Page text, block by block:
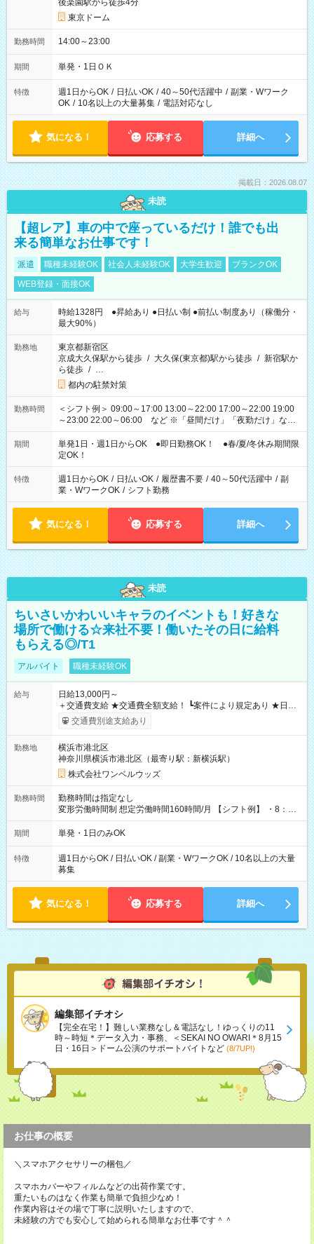
後楽園駅から徒歩4分
東京ドーム
勤務時間 14:00～23:00
期間 単発・1日ＯＫ
特徴 週1日からOK / 日払いOK / 40～50代活躍中 / 副業・Wワーク
OK / 10名以上の大量募集 / 電話対応なし
気になる！ 応募する 詳細へ
掲載日：2026.08.07
未読
【超レア】車の中で座っているだけ！誰でも出
来る簡単なお仕事です！
派遣 職種未経験OK 社会人未経験OK 大学生歓迎
ブランクOK
WEB登録・面接OK
給与
時給1328円 ●昇給あり ●日払い制 ●前払い制度あり（稼働分・
最大90%）
勤務地
東京都新宿区
京成大久保駅から徒歩 / 大久保(東京都)駅から徒歩 / 新宿駅か
ら徒歩 / …
都内の駐禁対策
勤務時間
＜シフト例＞ 09:00～17:00 13:00～22:00 17:00～22:00 19:00
～23:00 22:00～06:00 など ※「昼間だけ」「夜勤だけ」など
の希望OK
期間
単発1日・週1日からOK ●即日勤務OK！ ●春/夏/冬休み期間限
定OK！
特徴 週1日からOK / 日払いOK / 履歴書不要 / 40～50代活躍中 / 副
業・WワークOK / シフト勤務
気になる！ 応募する 詳細へ
未読
ちいさいかわいいキャラのイベントも！好きな
場所で働ける☆来社不要！働いたその日に給料
もらえる◎/T1
アルバイト 職種未経験OK
給与
日給13,000円～
＋交通費支給 ★交通費全額支給！ ┗案件により規定あり ★日払
いOK！（規定あり） ┗働いたその日に現金GET♪ お仕事後はコ
ンビニATMから 日払い分を引き落とせます！ 【試用期間】試
交通費別途支給あり
勤務地
横浜市港北区
神奈川県横浜市港北区（最寄り駅：新横浜駅）
株式会社ワンベルウッズ
勤務時間
勤務時間は指定なし
変形労働時間制 想定労働時間160時間/月 【シフト例】 ・8：00
～21：00
期間 単発・1日のみOK
特徴
週1日からOK / 日払いOK / 副業・WワークOK / 10名以上の大量
募集
気になる！ 応募する 詳細へ
編集部イチオシ
【完全在宅！】難しい業務なし＆電話なし！ゆっくりの11
時～時短＊データ入力・事務、＜SEKAI NO OWARI＊8月15
日・16日＞ドーム公演のサポートバイトなど (8/7UP!)
お仕事の概要
＼スマホアクセサリーの梱包／
スマホカバーやフィルムなどの出荷作業です。
重たいものはなく作業も簡単で負担少なめ！
作業内容はその場で丁寧に説明いたしますので、
未経験の方でも安心して始められる簡単なお仕事です＾＾